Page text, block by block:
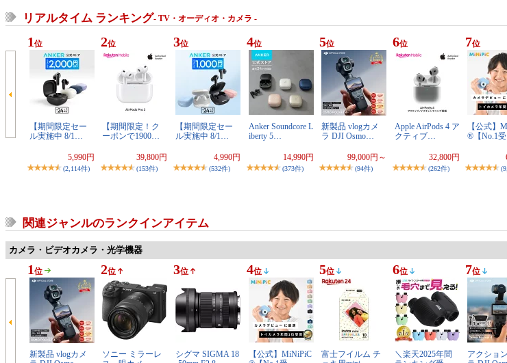
リアルタイム ランキング- TV・オーディオ・カメラ -
1 位
【期間限定セー
ル実施中 8/1…
5,990円
(2,114件)
2位
【期間限定！ク
ーポンで1900…
39,800円
(153件)
3位
【期間限定セー
ル実施中 8/1…
4,990円
(532件)
4位
Anker Soundcore L
iberty 5…
14,990円
(373件)
5位
新製品 vlogカメ
ラ DJI Osmo…
99,000円～
(94件)
6位
Apple AirPods 4 ア
クティブ…
32,800円
(262件)
7位
【公式】
®【No.1受
関連ジャンルのランクインアイテム
カメラ・ビデオカメラ・光学機器
1 位
新製品 vlogカメ
2位
ソニー ミラーレ
3位
シグマ SIGMA 18
4位
【公式】MiNiPiC
5位
富士フイルム チ
6位
＼楽天2025年間
7位
アクショ